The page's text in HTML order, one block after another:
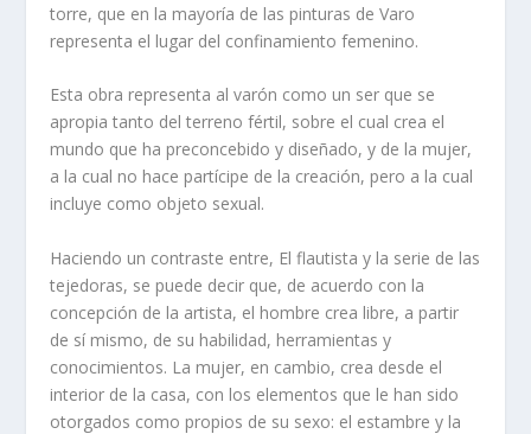
torre, que en la mayoría de las pinturas de Varo
representa el lugar del confinamiento femenino.
Esta obra representa al varón como un ser que se
apropia tanto del terreno fértil, sobre el cual crea el
mundo que ha preconcebido y diseñado, y de la mujer,
a la cual no hace partícipe de la creación, pero a la cual
incluye como objeto sexual.
Haciendo un contraste entre, El flautista y la serie de las
tejedoras, se puede decir que, de acuerdo con la
concepción de la artista, el hombre crea libre, a partir
de sí mismo, de su habilidad, herramientas y
conocimientos. La mujer, en cambio, crea desde el
interior de la casa, con los elementos que le han sido
otorgados como propios de su sexo: el estambre y la